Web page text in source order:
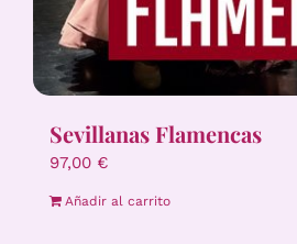
Sevillanas Flamencas
97,00 €
Añadir al carrito